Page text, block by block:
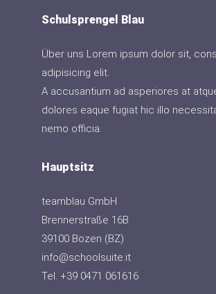
Schulsprengel Blau
Über uns Lorem ipsum dolor sit,
adipisicing elit.
A accusantium ad asperiores at
dolores eaque fugiat hic illo
nemo officia.
Hauptsitz
teamblau GmbH
Brennerstraße 16B
39100 Bozen (BZ)
info@schoolsuite.it
Tel. +39 0471 061616